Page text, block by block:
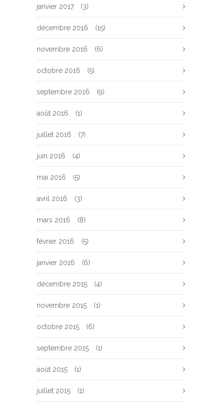
janvier 2017 (3)
décembre 2016 (15)
novembre 2016 (6)
octobre 2016 (5)
septembre 2016 (9)
août 2016 (1)
juillet 2016 (7)
juin 2016 (4)
mai 2016 (5)
avril 2016 (3)
mars 2016 (8)
février 2016 (5)
janvier 2016 (6)
décembre 2015 (4)
novembre 2015 (1)
octobre 2015 (6)
septembre 2015 (1)
août 2015 (1)
juillet 2015 (1)